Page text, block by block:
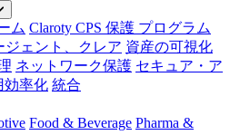
ム Claroty CPS 保護 プログラム
ェント、クレア 資産の可視化
ネットワーク保護 セキュア・ア
効率化 統合
Food & Beverage Pharma &